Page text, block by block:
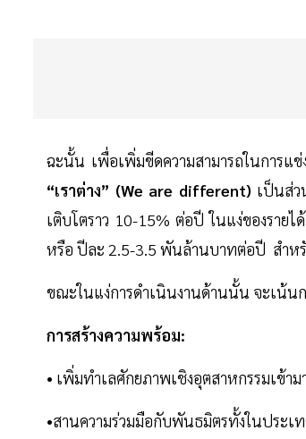
ฉะนั้น เพื่อเพิ่มขีดความสามารถในการแ
“เราต่าง” (We are different) เป็นส่ว
เติบโตราว 10-15% ต่อปี ในแง่ของราย
หรือ ปีละ 2.5-3.5 พันล้านบาทต่อปี สำห
ขณะในแง่การดำเนินงานด้านนั้น จะเน้น
การสร้างความพร้อม:
• เพิ่มทำเลศักยภาพเชิงอุตสาหกรรมเข้า
•สานความร่วมมือกับพันธมิตรทั้งในประ